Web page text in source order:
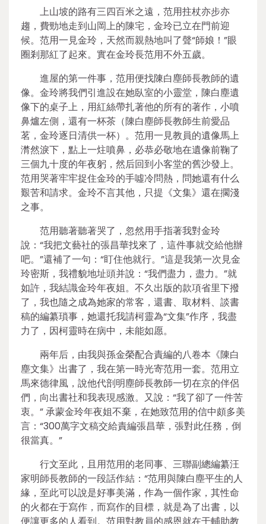
上山坡的路有三四百米之遠，范用拄杖亦步亦
趨，費勁地走到山岡上的陳宅，金玲已立在門前迎
候。范用一見金玲，天然而親熱地叫了聲“師娘！”眼
圈剎那紅了起來。實在金玲長范用不外五歲。
進屋的第一件事，范用便找陳白塵師長教師的遺
像。金玲將我們引進設在她臥室的小靈堂，陳白塵遺
像下的桌子上，用紅絲帶扎著他的所有的著作，小噴
鼻爐左側，還有一杯茶（陳白塵師長教師生前愛品
茗，金玲逐日清供一杯）。范用一見教員的遺像馬上
潸然淚下，點上一炷噴鼻，必恭必敬地在遺像前鞠了
三個九十度的年夜躬，然后回到小客堂的舊沙發上。
范用哭著牢牢捉住金玲的手噓冷問熱，問她還有什么
艱苦和請求。金玲不言其他，只提《文集》還在擱淺
之事。
范用聽著聽著哭了，忽然用手指著我對金玲
說：“我把文藝社的張昌華找來了，這件事就交給他辦
吧。”還補了一句：“盯住他就行。”這是我第一次見金
玲密斯，我禮貌地址頭并說：“我們盡力，盡力。”就
如許，我結識金玲年夜姐。不久出版的款項省里下撥
了，我也隨之成為她家的常客，還書、取材料、談書
稿的編纂瑣事，她還托我請柯靈為“文集”作序，我盡
力了，因柯靈時在病中，未能如愿。
兩年后，由我與孫金榮配合責編的八卷本《陳白
塵文集》出書了，我在第一時光寄范用一套。范用立
馬來德律風，說他代剖明塵師長教師一切在京的伴侶
們，向出書社和我表現感激。又說：“我了卻了一件苦
衷。” 承蒙金玲年夜姐不棄，在她致范用的信中頗多美
言：“300萬字文稿交給責編張昌華，張對此任務，倒
很當真。”
行文至此，且用范用的老同事、三聯副總編纂汪
家明師長教師的一段話作結：“范用與陳白塵平生的人
緣，至此可以說是好事美滿，作為一個作家，其性命
的火都在于寫作，而寫作的目標，就是為了出書，以